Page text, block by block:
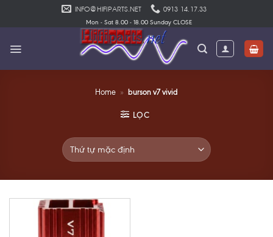
INFO@HIFIPARTS.NET 0913 14.17.33
Mon - Sat 8.00 - 18.00 Sunday CLOSE
Home » burson v7 vivid
LỌC